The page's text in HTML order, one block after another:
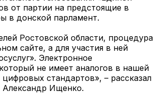
от партии на предстоящие в
в донской парламент.
Ростовской области, процедура
сайте, а для участия в ней
Электронное
не имеет аналогов в нашей
стандартов», – рассказал
Александр Ищенко.